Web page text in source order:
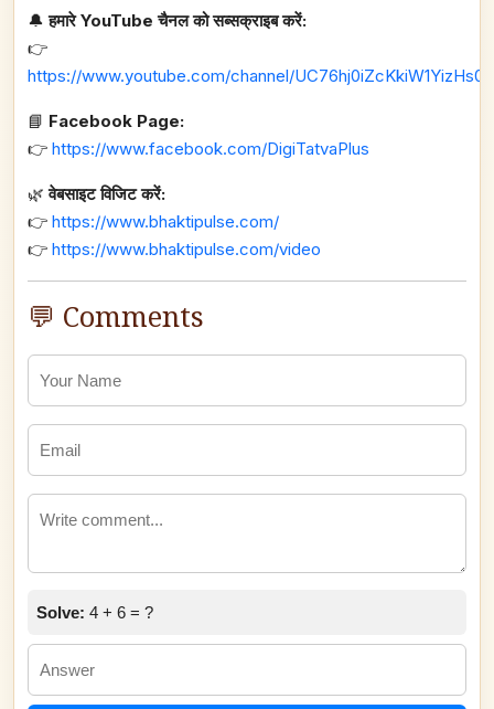
🔔हमारे YouTube चैनल को सब्सक्राइब करें:
👉
https://www.youtube.com/channel/
📘 Facebook Page:
👉 https://www.facebook.com/DigiTatvaPlus
🌿वेबसाइट विजिट करें:
👉 https://www.bhaktipulse.com/
👉 https://www.bhaktipulse.com/video
💬 Comments
Solve: 4 + 6 = ?